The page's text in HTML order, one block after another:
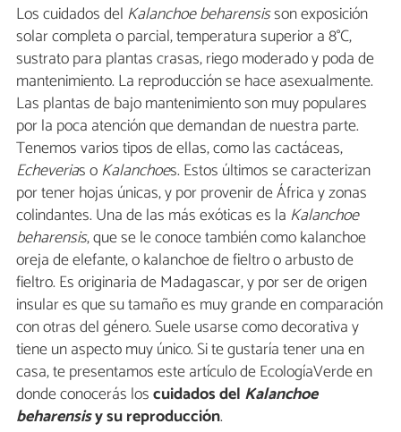
Los cuidados del Kalanchoe beharensisson exposición
solar completa o parcial, temperatura superior a 8°C,
sustrato para plantas crasas, riego moderado y poda de
mantenimiento. La reproducción se hace asexualmente.
Las plantas de bajo mantenimiento son muy populares
por la poca atención que demandan de nuestra parte.
Tenemos varios tipos de ellas, como las cactáceas,
Echeverias oKalanchoes. Estos últimos se caracterizan
por tener hojas únicas, y por provenir de África y zonas
colindantes. Una de las más exóticas es la Kalanchoe
beharensis, que se le conoce también como kalanchoe
oreja de elefante, o kalanchoe de fieltro o arbusto de
fieltro. Es originaria de Madagascar, y por ser de origen
insular es que su tamaño es muy grande en comparación
con otras del género. Suele usarse como decorativa y
tiene un aspecto muy único. Si te gustaría tener una en
casa, te presentamos este artículo de EcologíaVerde en
donde conocerás loscuidados del Kalanchoe
beharensisy su reproducción.